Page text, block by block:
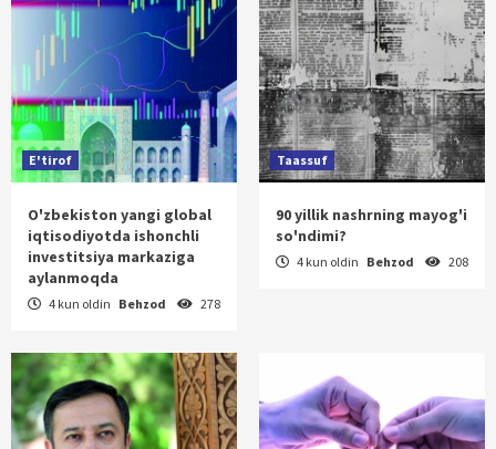
E'tirof
O'zbekiston yangi global
iqtisodiyotda ishonchli
investitsiya markaziga
aylanmoqda
4 kun oldin Behzod 278
Taassuf
90 yillik nashrning mayog'i
so'ndimi?
4 kun oldin Behzod 208